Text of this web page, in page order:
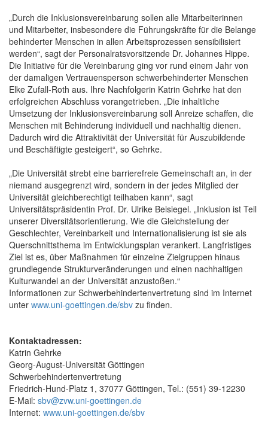
„Durch die Inklusionsvereinbarung sollen alle Mitarbeiterinnen
und Mitarbeiter, insbesondere die Führungskräfte für die Belange
behinderter Menschen in allen Arbeitsprozessen sensibilisiert
werden“, sagt der Personalratsvorsitzende Dr. Johannes Hippe.
Die Initiative für die Vereinbarung ging vor rund einem Jahr von
der damaligen Vertrauensperson schwerbehinderter Menschen
Elke Zufall-Roth aus. Ihre Nachfolgerin Katrin Gehrke hat den
erfolgreichen Abschluss vorangetrieben. „Die inhaltliche
Umsetzung der Inklusionsvereinbarung soll Anreize schaffen, die
Menschen mit Behinderung individuell und nachhaltig dienen.
Dadurch wird die Attraktivität der Universität für Auszubildende
und Beschäftigte gesteigert“, so Gehrke.
„Die Universität strebt eine barrierefreie Gemeinschaft an, in der
niemand ausgegrenzt wird, sondern in der jedes Mitglied der
Universität gleichberechtigt teilhaben kann“, sagt
Universitätspräsidentin Prof. Dr. Ulrike Beisiegel. „Inklusion ist Teil
unserer Diversitätsorientierung. Wie die Gleichstellung der
Geschlechter, Vereinbarkeit und Internationalisierung ist sie als
Querschnittsthema im Entwicklungsplan verankert. Langfristiges
Ziel ist es, über Maßnahmen für einzelne Zielgruppen hinaus
grundlegende Strukturveränderungen und einen nachhaltigen
Kulturwandel an der Universität anzustoßen.“
Informationen zur Schwerbehindertenvertretung sind im Internet
unter www.uni-goettingen.de/sbv zu finden.
Kontaktadressen:
Katrin Gehrke
Georg-August-Universität Göttingen
Schwerbehindertenvertretung
Friedrich-Hund-Platz 1, 37077 Göttingen, Tel.: (551) 39-12230
E-Mail: sbv@zvw.uni-goettingen.de
Internet: www.uni-goettingen.de/sbv